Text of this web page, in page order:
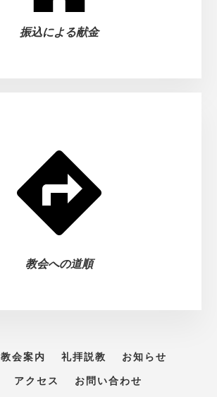
振込による献金
教会への道順
教会案内 礼拝説教 お知らせ
アクセス お問い合わせ